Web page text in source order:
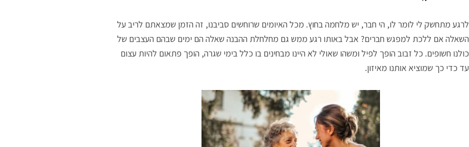
לרגע מתחשק לי לומר לו, הי חבר, יש מלחמה בחוץ. מכל האיומים שרוחשים סביבנו, זה הזמן שמצאתם לריב על
השאלה אם ללכת למפגש חברים? אבל באותו רגע ממש גם מחלחלת ההבנה שאלה הם ימים שבהם העצבים של
כולנו חשופים. כל זבוב הופך לפיל ומשהו שאולי לא היינו מבחינים בו כלל בימי שגרה, הופך פתאום להיות עצום
עד כדי כך שמוציא אותנו מאיזון.